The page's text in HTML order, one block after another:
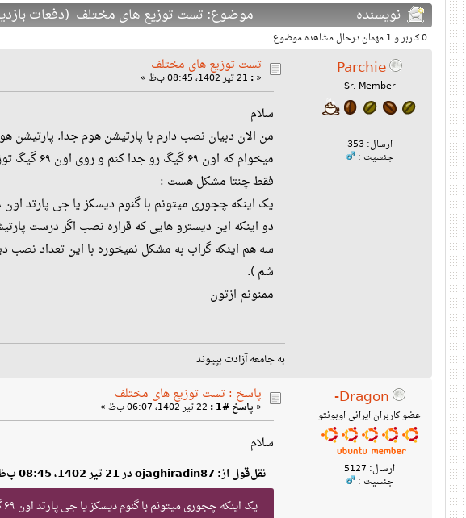
نویسنده موضوع: تست توزیع های مختلف (دفعات بازدید: 36206
0 کاربر و 1 مهمان درحال مشاهده موضوع.
Parchie
Sr. Member
ارسال: 353
جنسیت :
تست توزیع های مختلف
«
:
سلام
من الان دبیان نصب دارم با پارتیشن هوم جدا, پارتیشن هومم ۹۶۹
میخوام که اون ۶۹ گیگ رو جدا کنم و روی اون ۶۹ گیگ توزیع های مختلف نصب کنم
فقط چنتا مشکل هست :
یک اینکه چجوری میتونم با گنوم دیسکز یا جی پارتد اون ۶۹ گیگ رو جدا کنم بدون از بین رفتن اطلاعات /home
دو اینکه این دیسترو هایی که قراره نصب اگر درست
سه هم اینکه گراب به مشکل نمیخوره با این تعداد نصب
شم ).
ممنونم ازتون
به جامعه آزادت بپیوند
Dragon-
عضو کاربران ایرانی اوبونتو
ارسال: 5127
جنسیت :
پاسخ : تست توزیع های مختلف
« پاسخ #1 :
سلام
نقل‌قول از: ojaghiradin87 در 21 تیر 1402، 08:45 ب‌ظ
یک اینکه چجوری میتونم با گنوم دیسکز یا جی پارتد اون ۶۹ گیگ رو جدا کنم بدون از بین رفتن اطلاعات /home